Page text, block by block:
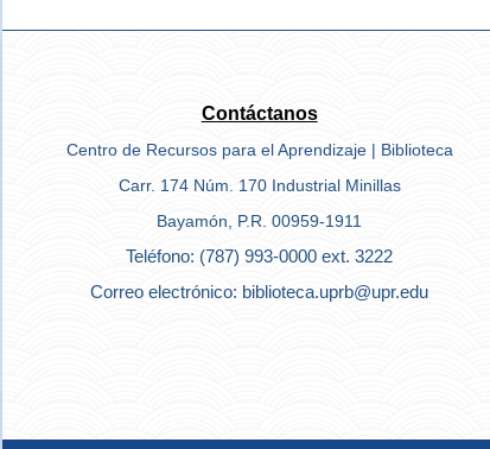
Contáctanos
Centro de Recursos para el Aprendizaje | Biblioteca
Carr. 174 Núm. 170 Industrial Minillas
Bayamón, P.R. 00959-1911
Teléfono: (787) 993-0000 ext. 3222
Correo electrónico: biblioteca.uprb@upr.edu